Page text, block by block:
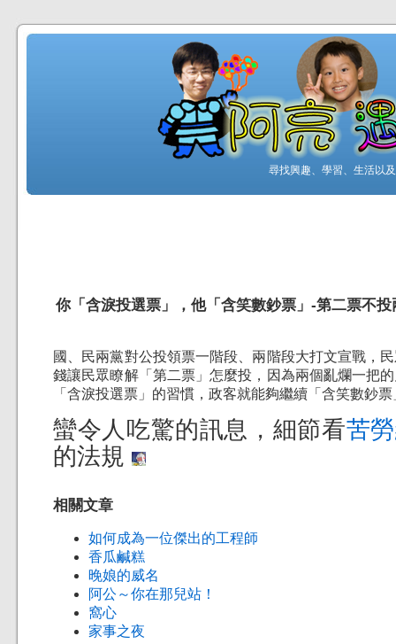
尋找興趣、學習、生活以
你「含淚投選票」，他「含笑數鈔票」-第二票不投
國、民兩黨對公投領票一階段、兩階段大打文宣戰，
錢讓民眾瞭解「第二票」怎麼投，因為兩個亂爛一把
「含淚投選票」的習慣，政客就能夠繼續「含笑數鈔票
蠻令人吃驚的訊息，細節看苦
的法規
相關文章
如何成為一位傑出的工程師
香瓜鹹糕
晚娘的威名
阿公～你在那兒站！
窩心
家事之夜